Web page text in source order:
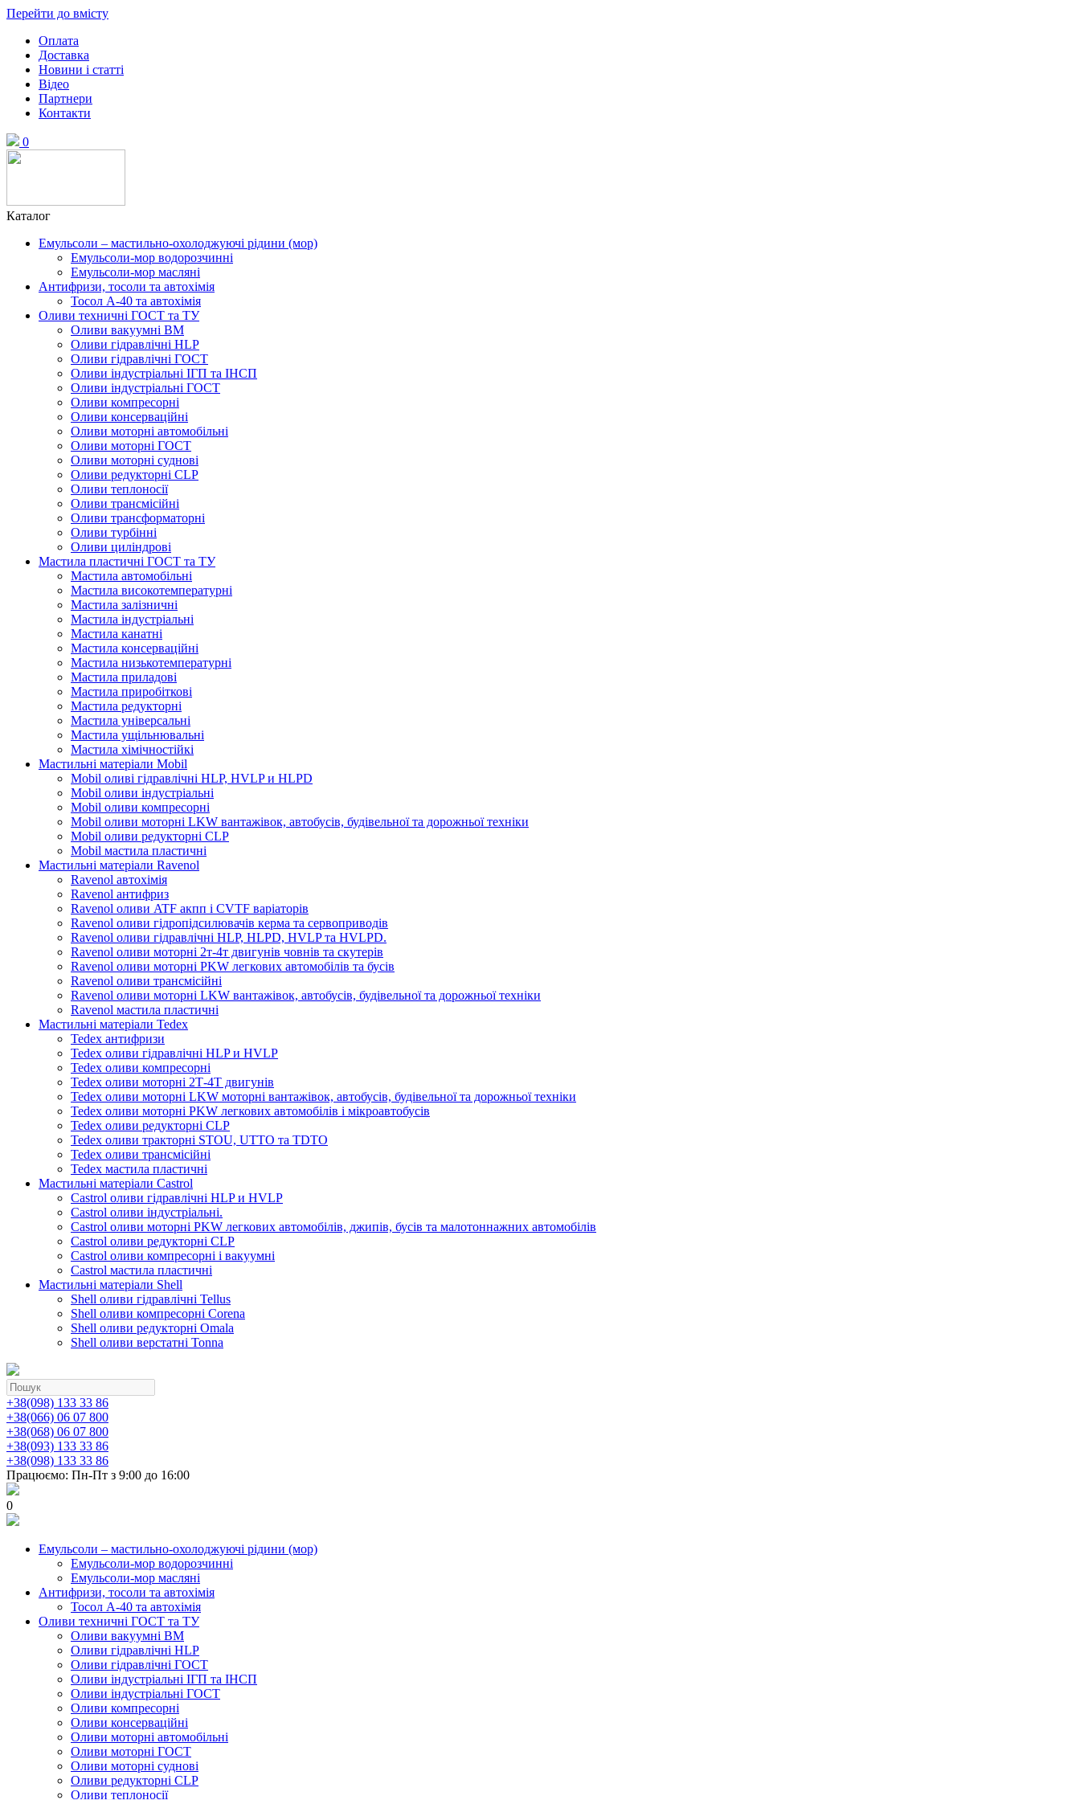
Перейти до вмісту
Оплата
Доставка
Новини і статті
Відео
Партнери
Контакти
0
Каталог
Емульсоли – мастильно-охолоджуючі рідини (мор)
Емульсоли-мор водорозчинні
Емульсоли-мор масляні
Антифризи, тосоли та автохімія
Тосол А-40 та автохімія
Оливи техничні ГОСТ та ТУ
Оливи вакуумні ВМ
Оливи гідравлічні HLP
Оливи гідравлічні ГОСТ
Оливи індустріальні ІГП та ІНСП
Оливи індустріальні ГОСТ
Оливи компресорні
Оливи консерваційні
Оливи моторні автомобільні
Оливи моторні ГОСТ
Оливи моторні суднові
Оливи редукторні CLP
Оливи теплоносії
Оливи трансмісійні
Оливи трансформаторні
Оливи турбінні
Оливи циліндрові
Мастила пластичні ГОСТ та ТУ
Мастила автомобільні
Мастила високотемпературні
Мастила залізничні
Мастила індустріальні
Мастила канатні
Мастила консерваційні
Мастила низькотемпературні
Мастила приладові
Мастила приробіткові
Мастила редукторні
Мастила універсальні
Мастила ущільнювальні
Мастила хімічностійкі
Мастильні матеріали Mobil
Mobil оливі гідравлічні HLP, HVLP и HLPD
Mobil оливи індустріальні
Mobil оливи компресорні
Mobil оливи моторні LKW вантажівок, автобусів, будівельної та дорожньої техніки
Mobil оливи редукторні CLP
Mobil мастила пластичні
Мастильні матеріали Ravenol
Ravenol автохімія
Ravenol антифриз
Ravenol оливи ATF акпп і CVTF варіаторів
Ravenol оливи гідропідсилювачів керма та сервоприводів
Ravenol оливи гідравлічні HLP, HLPD, HVLP та HVLPD.
Ravenol оливи моторні 2т-4т двигунів човнів та скутерів
Ravenol оливи моторні PKW легкових автомобілів та бусів
Ravenol оливи трансмісійні
Ravenol оливи моторні LKW вантажівок, автобусів, будівельної та дорожньої техніки
Ravenol мастила пластичні
Мастильні матеріали Tedex
Tedex антифризи
Tedex оливи гідравлічні HLP и HVLP
Tedex оливи компресорні
Tedex оливи моторні 2Т-4Т двигунів
Tedex оливи моторні LKW моторні вантажівок, автобусів, будівельної та дорожньої техніки
Tedex оливи моторні PKW легкових автомобілів і мікроавтобусів
Tedex оливи редукторні CLP
Tedex оливи тракторні STOU, UTTO та TDTO
Tedex оливи трансмісійні
Tedex мастила пластичні
Мастильні матеріали Castrol
Castrol оливи гідравлічні HLP и HVLP
Castrol оливи індустріальні.
Castrol оливи моторні PKW легкових автомобілів, джипів, бусів та малотоннажних автомобілів
Castrol оливи редукторні CLP
Castrol оливи компресорні і вакуумні
Castrol мастила пластичні
Мастильні матеріали Shell
Shell оливи гідравлічні Tellus
Shell оливи компресорні Corena
Shell оливи редукторні Omala
Shell оливи верстатні Tonna
+38(098) 133 33 86
+38(066) 06 07 800
+38(068) 06 07 800
+38(093) 133 33 86
+38(098) 133 33 86
Працюємо: Пн-Пт з 9:00 до 16:00
0
Емульсоли – мастильно-охолоджуючі рідини (мор)
Емульсоли-мор водорозчинні
Емульсоли-мор масляні
Антифризи, тосоли та автохімія
Тосол А-40 та автохімія
Оливи техничні ГОСТ та ТУ
Оливи вакуумні ВМ
Оливи гідравлічні HLP
Оливи гідравлічні ГОСТ
Оливи індустріальні ІГП та ІНСП
Оливи індустріальні ГОСТ
Оливи компресорні
Оливи консерваційні
Оливи моторні автомобільні
Оливи моторні ГОСТ
Оливи моторні суднові
Оливи редукторні CLP
Оливи теплоносії